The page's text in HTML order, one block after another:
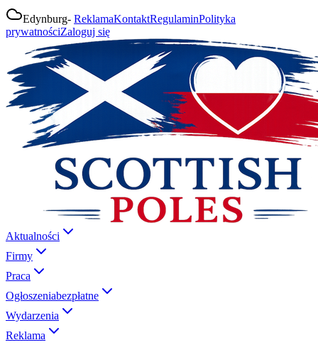
Edynburg- ReklamaKontaktRegulaminPolityka
prywatnościZaloguj się
Aktualności
Firmy
Praca
Ogłoszeniabezpłatne
Wydarzenia
Reklama